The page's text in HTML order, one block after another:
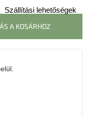
Szállítási lehetőségek
A KOSÁRHOZ